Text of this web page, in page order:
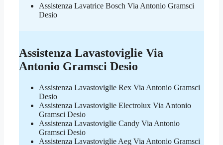
Assistenza Lavatrice Bosch Via Antonio Gramsci
Desio
Assistenza Lavastoviglie Via
Antonio Gramsci Desio
Assistenza Lavastoviglie Rex Via Antonio Gramsci
Desio
Assistenza Lavastoviglie Electrolux Via Antonio
Gramsci Desio
Assistenza Lavastoviglie Candy Via Antonio
Gramsci Desio
Assistenza Lavastoviglie Aeg Via Antonio Gramsci